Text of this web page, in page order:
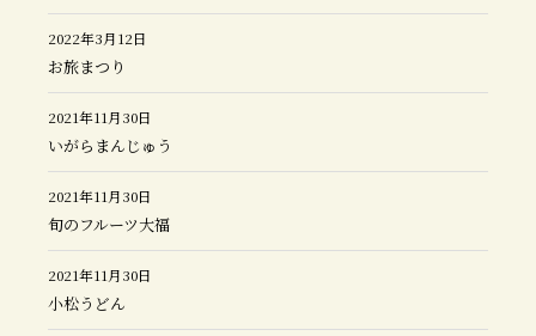
2022年3月12日
お旅まつり
2021年11月30日
いがらまんじゅう
2021年11月30日
旬のフルーツ大福
2021年11月30日
小松うどん